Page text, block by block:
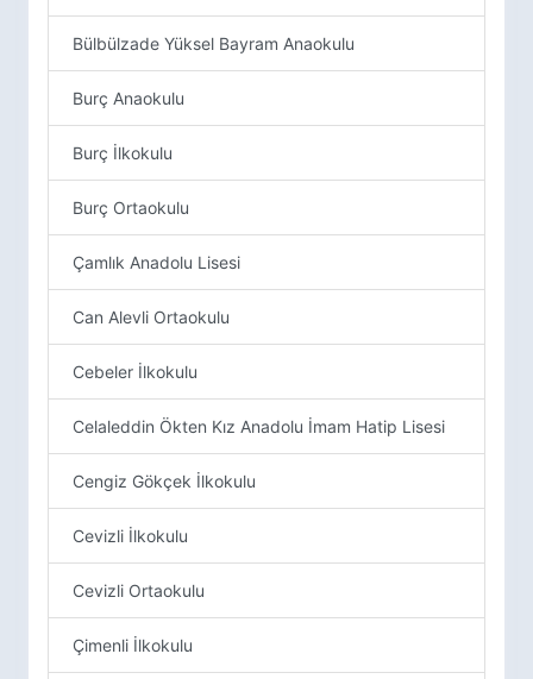
Bülbülzade Yüksel Bayram Anaokulu
Burç Anaokulu
Burç İlkokulu
Burç Ortaokulu
Çamlık Anadolu Lisesi
Can Alevli Ortaokulu
Cebeler İlkokulu
Celaleddin Ökten Kız Anadolu İmam Hatip Lisesi
Cengiz Gökçek İlkokulu
Cevizli İlkokulu
Cevizli Ortaokulu
Çimenli İlkokulu